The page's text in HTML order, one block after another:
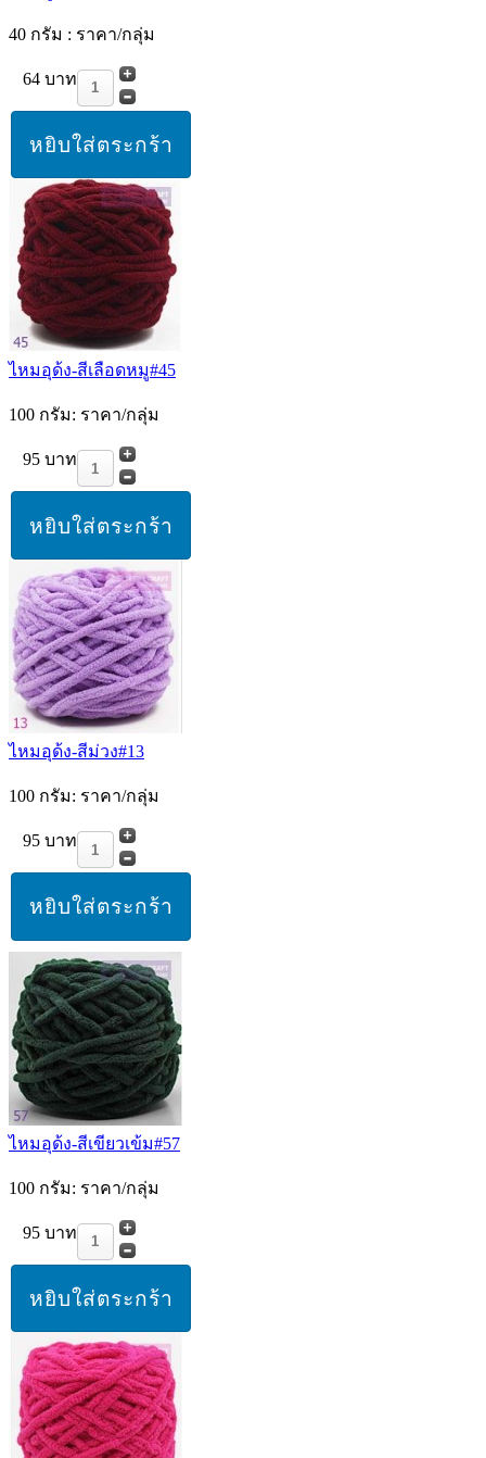
40 กรัม : ราคา/กลุ่ม
64 บาท
ไหมอุด้ง-สีเลือดหมู#45
100 กรัม: ราคา/กลุ่ม
95 บาท
ไหมอุด้ง-สีม่วง#13
100 กรัม: ราคา/กลุ่ม
95 บาท
ไหมอุด้ง-สีเขียวเข้ม#57
100 กรัม: ราคา/กลุ่ม
95 บาท